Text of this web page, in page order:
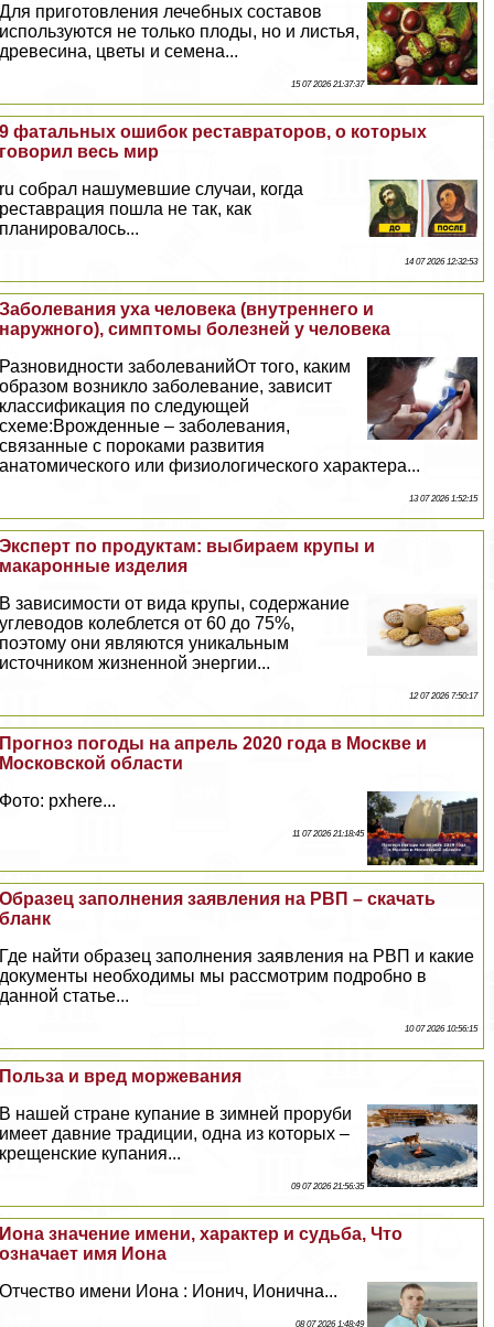
Для приготовления лечебных составов
используются не только плоды, но и листья,
древесина, цветы и семена...
15 07 2026 21:37:37
9 фатальных ошибок реставраторов, о которых
говорил весь мир
ru собрал нашумевшие случаи, когда
реставрация пошла не так, как
планировалось...
14 07 2026 12:32:53
Заболевания уха человека (внутреннего и
наружного), симптомы болезней у человека
Разновидности заболеванийОт того, каким
образом возникло заболевание, зависит
классификация по следующей
схеме:Врожденные – заболевания,
связанные с пороками развития
анатомического или физиологического хаpaктера...
13 07 2026 1:52:15
Эксперт по продуктам: выбираем крупы и
макаронные изделия
В зависимости от вида крупы, содержание
углеводов колeблется от 60 до 75%,
поэтому они являются уникальным
источником жизненной энергии...
12 07 2026 7:50:17
Прогноз погоды на апрель 2020 года в Москве и
Московской области
Фото: pxhere...
11 07 2026 21:18:45
Образец заполнения заявления на РВП – скачать
бланк
Где найти образец заполнения заявления на РВП и какие
документы необходимы мы рассмотрим подробно в
данной статье...
10 07 2026 10:56:15
Польза и вред моржевания
В нашей стране купание в зимней проруби
имеет давние традиции, одна из которых –
крещенские купания...
09 07 2026 21:56:35
Иона значение имени, хаpaктер и судьба, Что
означает имя Иона
Отчество имени Иона : Ионич, Ионична...
08 07 2026 1:48:49